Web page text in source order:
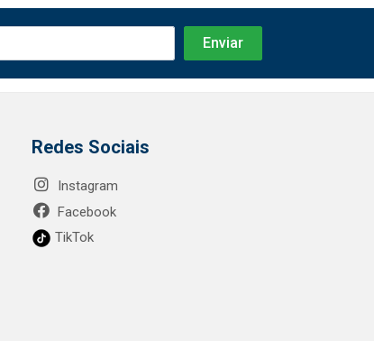
Redes Sociais
Instagram
Facebook
TikTok